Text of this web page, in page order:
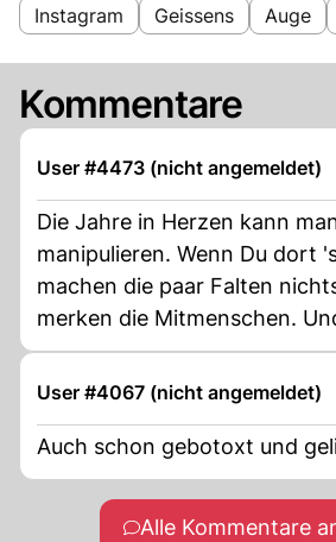
Instagram Geissens Auge
Kommentare
User #4473 (nicht angemeldet)
Die Jahre in Herzen kann
manipulieren. Wenn Du dort
machen die paar Falten
merken die Mitmenschen.
glücklicher und nimmst dich
bist.
User #4067 (nicht angemeldet)
Auch schon gebotoxt und
Alle Kommentare